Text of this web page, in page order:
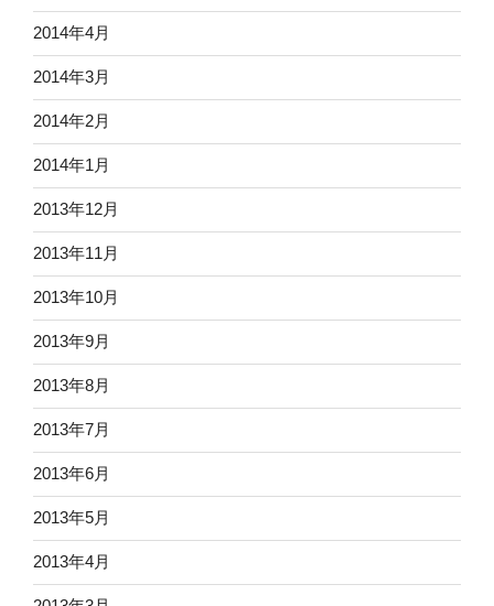
2014年4月
2014年3月
2014年2月
2014年1月
2013年12月
2013年11月
2013年10月
2013年9月
2013年8月
2013年7月
2013年6月
2013年5月
2013年4月